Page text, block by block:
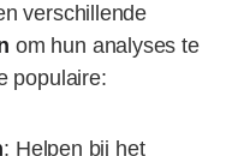
verschillende
om hun analyses te
populaire:
: Helpen bij het